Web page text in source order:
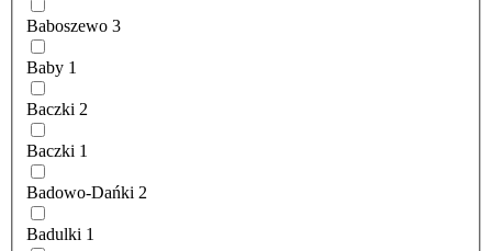
Baboszewo 3
Baby 1
Baczki 2
Baczki 1
Badowo-Dańki 2
Badulki 1